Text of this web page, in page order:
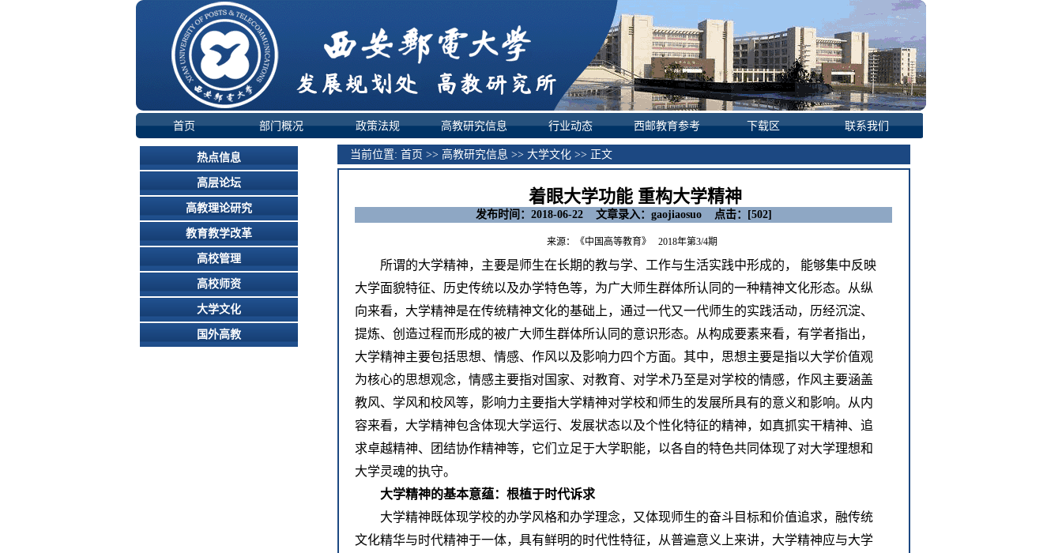
首页 部门概况 政策法规 高教研究信息 行业动态 西邮教育参考 下载区 联系我们
热点信息
高层论坛
高教理论研究
教育教学改革
高校管理
高校师资
大学文化
国外高教
当前位置: 首页 >> 高教研究信息 >> 大学文化 >> 正文
着眼大学功能 重构大学精神
发布时间：2018-06-22 文章录入：gaojiaosuo 点击：[502]
来源：《中国高等教育》 2018年第3/4期
所谓的大学精神，主要是师生在长期的教与学、工作与生活实践中形成的， 能够集中反映
大学面貌特征、历史传统以及办学特色等，为广大师生群体所认同的一种精神文化形态。从纵
向来看，大学精神是在传统精神文化的基础上，通过一代又一代师生的实践活动，历经沉淀、
提炼、创造过程而形成的被广大师生群体所认同的意识形态。从构成要素来看，有学者指出，
大学精神主要包括思想、情感、作风以及影响力四个方面。其中，思想主要是指以大学价值观
为核心的思想观念，情感主要指对国家、对教育、对学术乃至是对学校的情感，作风主要涵盖
教风、学风和校风等，影响力主要指大学精神对学校和师生的发展所具有的意义和影响。从内
容来看，大学精神包含体现大学运行、发展状态以及个性化特征的精神，如真抓实干精神、追
求卓越精神、团结协作精神等，它们立足于大学职能，以各自的特色共同体现了对大学理想和
大学灵魂的执守。
大学精神的基本意蕴：根植于时代诉求
大学精神既体现学校的办学风格和办学理念，又体现师生的奋斗目标和价值追求，融传统
文化精华与时代精神于一体，具有鲜明的时代性特征，从普遍意义上来讲，大学精神应与大学